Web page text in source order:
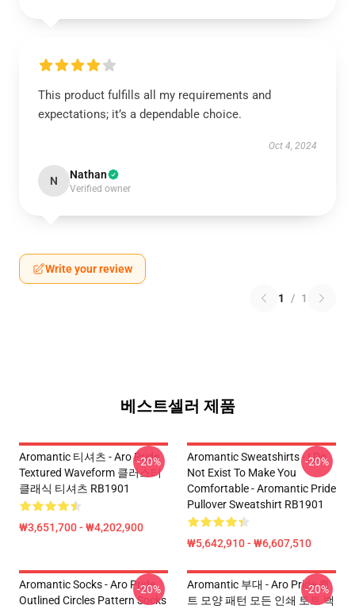
This product fulfills all my requirements and
expectations; it’s a dependable choice.
Oct 4, 2024
N Nathan
Verified owner
Write your review
1 / 1
베스트셀러 제품
Aromantic 티셔츠 - Aro Pride
Textured Waveform 클러스터
클래식 티셔츠 RB1901
₩3,651,700 - ₩4,202,900
-20%
Aromantic Sweatshirts - I Do
Not Exist To Make You
Comfortable - Aromantic Pride
Pullover Sweatshirt RB1901
₩5,642,910 - ₩6,607,510
-20%
Aromantic Socks - Aro Pride
Outlined Circles Pattern Socks
-20%
Aromantic 부대 - Aro Pride 퀼
트 모양 패턴 모든 인쇄 토트 백
-20%